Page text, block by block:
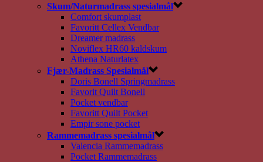
Skum/Naturmadrass spesialmål
Comfort skumplast
Favoritt Cellex Vendbar
Dreamer madrass
Noviflex HR60 kaldskum
Athena Naturlatex
Fjær-Madrass Spesialmål
Doris Bonell Springmadrass
Favorit Quilt Bonell
Pocket vendbar
Favoritt Quilt Pocket
Empir sone pocket
Rammemadrass spesialmål
Valencia Rammemadrass
Pocket Rammemadrass